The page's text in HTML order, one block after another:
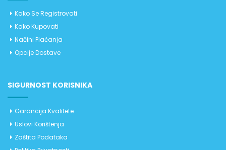
Kako Se Registrovati
Kako Kupovati
Načini Plaćanja
Opcije Dostave
SIGURNOST KORISNIKA
Garancija Kvalitete
Uslovi Korištenja
Zaštita Podataka